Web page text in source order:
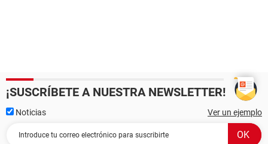
¡SUSCRÍBETE A NUESTRA NEWSLETTER!
Noticias Ver un ejemplo